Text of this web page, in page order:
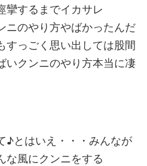
攣するまでイカサレ
ニのやり方やばかったんだ
すっごく思い出しては股間
いクンニのやり方本当に凄
♪とはいえ・・・みんなが
な風にクンニをする